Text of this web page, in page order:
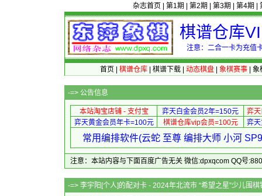
杂志首页 第1期 第2期 第3期 第4期
棋谱仓库
注意：二合一卡为充值
首页 棋谱仓库| 棋谱下载| 动态棋盘| 象棋赛事| 象
-=> 公告信息
本站淘宝店铺 - 支付宝 弈天白金会员2年=150元
弈
弈天黄金会员年卡=100元
棋谱仓库vip会员=100元 弈
常用编排软件(云蛇 至尊 编排大师 小河
注意：本站内容与下面百度广告无关 微信:dpxqcom QQ号
-=> 李宇阳[个人]的配对卡 - 2024年北流市 “